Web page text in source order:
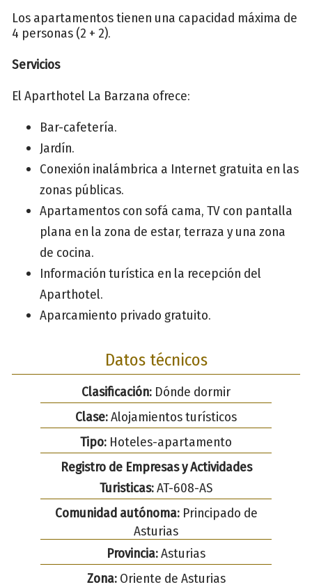
Los apartamentos tienen una capacidad máxima de
4 personas (2 + 2).
Servicios
El Aparthotel La Barzana ofrece:
Bar-cafetería.
Jardín.
Conexión inalámbrica a Internet gratuita en las
zonas públicas.
Apartamentos con sofá cama, TV con pantalla
plana en la zona de estar, terraza y una zona
de cocina.
Información turística en la recepción del
Aparthotel.
Aparcamiento privado gratuito.
Datos técnicos
Clasificación: Dónde dormir
Clase:Alojamientos turísticos
Tipo: Hoteles-apartamento
Registro de Empresas y Actividades
Turisticas:AT-608-AS
Comunidad autónoma:Principado de
Asturias
Provincia:Asturias
Zona:Oriente de Asturias